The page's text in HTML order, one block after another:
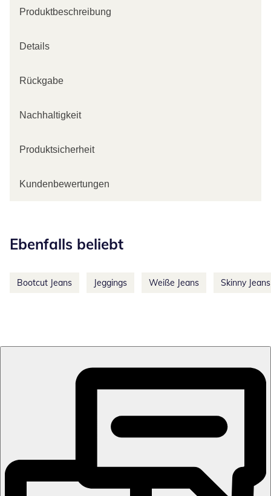
Produktbeschreibung
Details
Rückgabe
Nachhaltigkeit
Produktsicherheit
Kundenbewertungen
Ebenfalls beliebt
Bootcut Jeans Jeggings Weiße Jeans Skinny Jeans